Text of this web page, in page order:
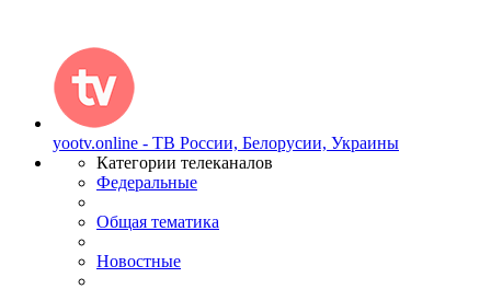
yootv.online - ТВ России, Белорусии, Украины
Категории телеканалов
Федеральные
Общая тематика
Новостные